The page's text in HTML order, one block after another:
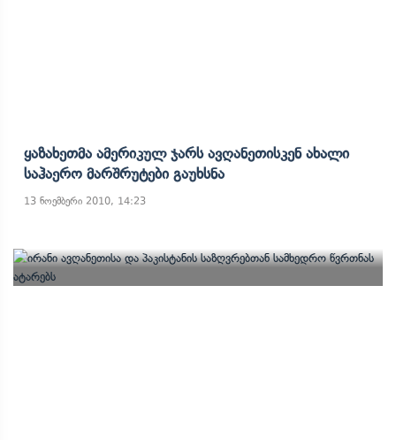
Ყაზახეთმა Ამერიკულ Ჯარს Ავღანეთისკენ Ახალი
Საჰაერო Მარშრუტები Გაუხსნა
13 ნოემბერი 2010, 14:23